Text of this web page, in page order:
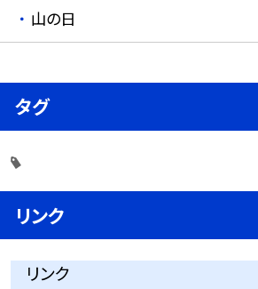
山の日
タグ
リンク
リンク